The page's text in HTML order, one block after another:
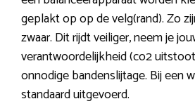
geplakt op op de velg(rand). Zo
zwaar. Dit rijdt veiliger, neem je
verantwoordelijkheid (co2
onnodige bandenslijtage. Bij een
standaard uitgevoerd.